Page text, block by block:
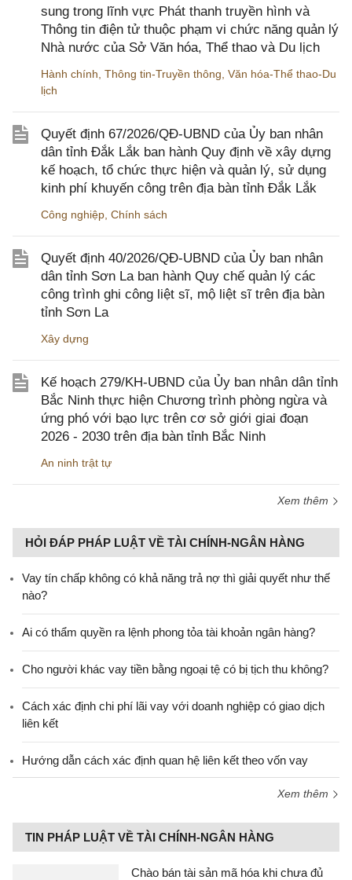
sung trong lĩnh vực Phát thanh truyền hình và
Thông tin điện tử thuộc phạm vi chức năng quản lý
Nhà nước của Sở Văn hóa, Thể thao và Du lịch
Hành chính Thông tin-Truyền thông Văn hóa-Thể thao-Du
lịch
Quyết định 67/2026/QĐ-UBND của Ủy ban nhân
dân tỉnh Đắk Lắk ban hành Quy định về xây dựng
kế hoạch, tổ chức thực hiện và quản lý, sử dụng
kinh phí khuyến công trên địa bàn tỉnh Đắk Lắk
Công nghiệp Chính sách
Quyết định 40/2026/QĐ-UBND của Ủy ban nhân
dân tỉnh Sơn La ban hành Quy chế quản lý các
công trình ghi công liệt sĩ, mộ liệt sĩ trên địa bàn
tỉnh Sơn La
Xây dựng
Kế hoạch 279/KH-UBND của Ủy ban nhân dân tỉnh
Bắc Ninh thực hiện Chương trình phòng ngừa và
ứng phó với bạo lực trên cơ sở giới giai đoạn
2026 - 2030 trên địa bàn tỉnh Bắc Ninh
An ninh trật tự
Xem thêm
HỎI ĐÁP PHÁP LUẬT VỀ TÀI CHÍNH-NGÂN HÀNG
Vay tín chấp không có khả năng trả nợ thì giải quyết như thế
nào?
Ai có thẩm quyền ra lệnh phong tỏa tài khoản ngân hàng?
Cho người khác vay tiền bằng ngoại tệ có bị tịch thu không?
Cách xác định chi phí lãi vay với doanh nghiệp có giao dịch
liên kết
Hướng dẫn cách xác định quan hệ liên kết theo vốn vay
Xem thêm
TIN PHÁP LUẬT VỀ TÀI CHÍNH-NGÂN HÀNG
Chào bán tài sản mã hóa khi chưa đủ